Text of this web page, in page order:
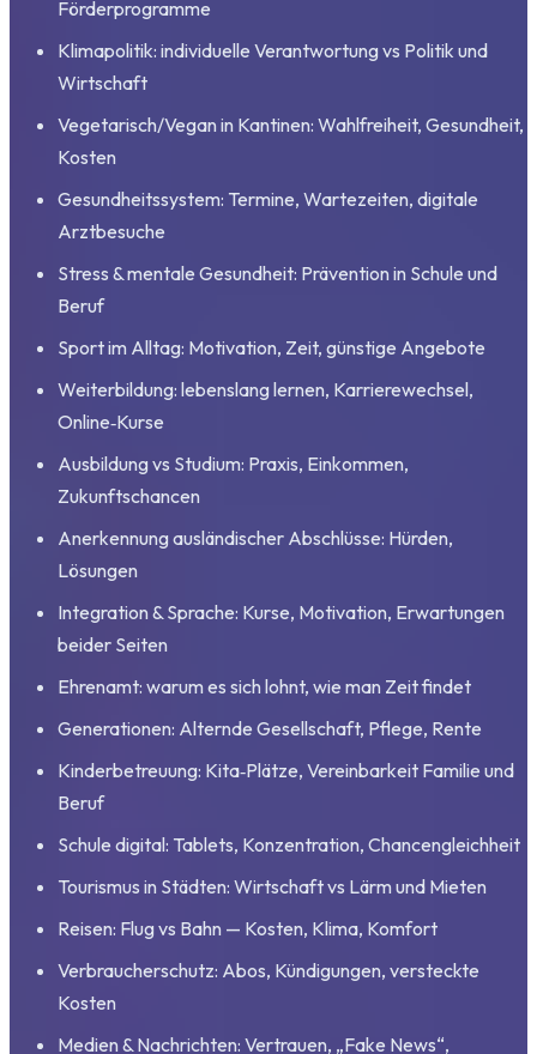
Förderprogramme
Klimapolitik: individuelle Verantwortung vs Politik und
Wirtschaft
Vegetarisch/Vegan in Kantinen: Wahlfreiheit, Gesundheit,
Kosten
Gesundheitssystem: Termine, Wartezeiten, digitale
Arztbesuche
Stress & mentale Gesundheit: Prävention in Schule und
Beruf
Sport im Alltag: Motivation, Zeit, günstige Angebote
Weiterbildung: lebenslang lernen, Karrierewechsel,
Online‑Kurse
Ausbildung vs Studium: Praxis, Einkommen,
Zukunftschancen
Anerkennung ausländischer Abschlüsse: Hürden,
Lösungen
Integration & Sprache: Kurse, Motivation, Erwartungen
beider Seiten
Ehrenamt: warum es sich lohnt, wie man Zeit findet
Generationen: Alternde Gesellschaft, Pflege, Rente
Kinderbetreuung: Kita‑Plätze, Vereinbarkeit Familie und
Beruf
Schule digital: Tablets, Konzentration, Chancengleichheit
Tourismus in Städten: Wirtschaft vs Lärm und Mieten
Reisen: Flug vs Bahn — Kosten, Klima, Komfort
Verbraucherschutz: Abos, Kündigungen, versteckte
Kosten
Medien & Nachrichten: Vertrauen, „Fake News“,